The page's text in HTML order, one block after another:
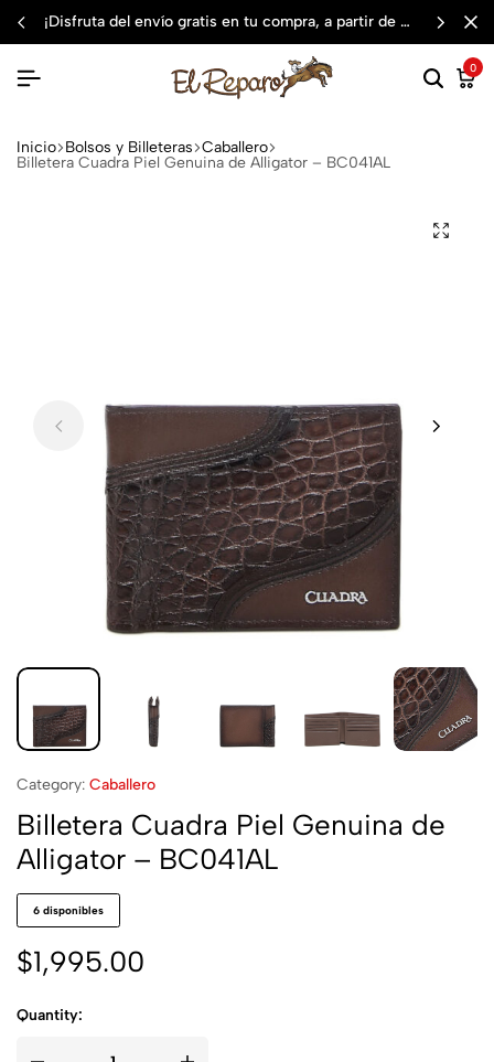
¡disfruta del envío gratis en tu compra, a partir de $3,000 mxn
0
Inicio Bolsos y Billeteras Caballero
Billetera Cuadra Piel Genuina de Alligator – BC041AL
Category: Caballero
Billetera Cuadra Piel Genuina de
Alligator – BC041AL
6 disponibles
$1,995.00
Quantity: